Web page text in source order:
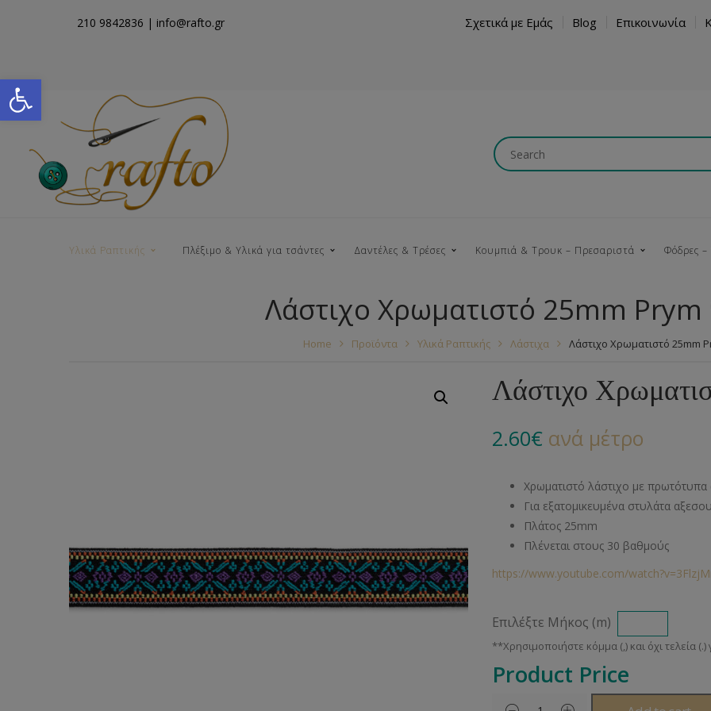
Open toolbar
210 9842836 | info@rafto.gr Σχετικά με Εμάς Blog Επικοινωνία
Υλικά Ραπτικής Πλέξιμο & Υλικά για τσάντες
Νήματα για Τσάντες Κουμπώματα
Μεταλλικά Εξαρτήματα
Νήματα
Αξεσουάρ
Δαντέλες & Τρέσες
Βαμβακερές Κρόσια
Φυτίλια- Κορδόνια
Διάφορες Τρέσες
Κουμπιά & Τρουκ – Πρεσαριστά
Ξύλινα
Πουκαμίσου
Στρας
Μοντγκόμερι
Άλλα Υλικά
Φόδρες
Λάστιχο Χρωματιστό 25mm Prym
Home Προϊόντα Υλικά Ραπτικής Λάστιχα Λάστιχο Χρωματιστό 25mm
Λάστιχο
2.60€ ανά μέτρο
Χρωματιστό λάστιχο με πρωτότυπα
Για εξατομικευμένα στυλάτα
Πλάτος 25mm
Πλένεται στους 30 βαθμούς
https://www.youtube.com/
Επιλέξτε Μήκος (m)
Product Price